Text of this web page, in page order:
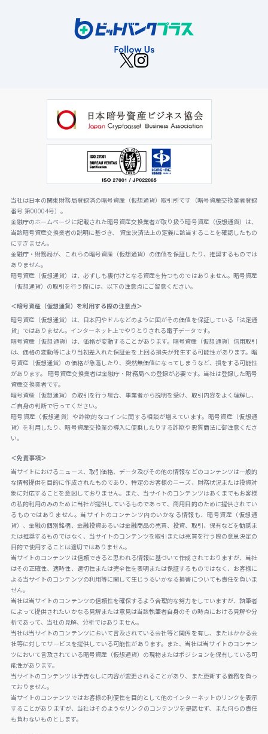
当社は日本の関東財務局登録済の暗号資産（仮想通貨）取引所です（暗号資産交換業者登録
番号 第00004号）。
金融庁のホームページに記載された暗号資産交換業者が取り扱う暗号資産（仮想通貨）は、
当該暗号資産交換業者の説明に基づき、 資金決済法上の定義に該当することを確認したもの
にすぎません。
金融庁・財務局が、これらの暗号資産（仮想通貨）の価値を保証したり、推奨するものでは
ありません。
暗号資産（仮想通貨）は、必ずしも裏付けとなる資産を持つものではありません。暗号資産
（仮想通貨）の取引を行う際には、以下の注意点にご留意ください。
＜暗号資産（仮想通貨）を利用する際の注意点＞
暗号資産（仮想通貨）は、日本円やドルなどのように国がその価値を保証している「法定通
貨」ではありません。インターネット上でやりとりされる電子データです。
暗号資産（仮想通貨）は、価格が変動することがあります。暗号資産（仮想通貨）信用取引
は、価格の変動等により当初差入れた保証金を上回る損失が発生する可能性があります。暗
号資産（仮想通貨）の価格が急落したり、突然無価値になってしまうなど、損をする可能性
があります。 暗号資産交換業者は金融庁・財務局への登録が必要です。当社は登録した暗号
資産交換業者です。
暗号資産（仮想通貨）の取引を行う場合、事業者から説明を受け、取引内容をよく理解し、
ご自身の判断で行ってください。
暗号資産（仮想通貨）や詐欺的なコインに関する相談が増えています。暗号資産（仮想通
貨）を利用したり、暗号資産交換業の導入に便乗したりする詐欺や悪質商法に御注意くださ
い。
＜免責事項＞
当サイトにおけるニュース、取引価格、データ及びその他の情報などのコンテンツは一般的
な情報提供を目的に作成されたものであり、特定のお客様のニーズ、財務状況または投資対
象に対応することを意図しておりません。また、当サイトのコンテンツはあくまでもお客様
の私的利用のみのために当社が提供しているものであって、商用目的のために提供されてい
るものではありません。当サイトのコンテンツ内のいかなる情報も、暗号資産（仮想通
貨）、金融の個別銘柄、金融投資あるいは金融商品の売買、投資、取引、保有などを勧誘ま
たは推奨するものではなく、当サイトのコンテンツを取引または売買を行う際の意思決定の
目的で使用することは適切ではありません。
当サイトのコンテンツは信頼できると思われる情報に基づいて作成されておりますが、当社
はその正確性、適時性、適切性または完全性を表明または保証するものではなく、お客様に
よる当サイトのコンテンツの利用等に関して生じうるいかなる損害についても責任を負いま
せん。
当社は当サイトのコンテンツの信頼性を確保するよう合理的な努力をしていますが、執筆者
によって提供されたいかなる見解または意見は当該執筆者自身のその時点における見解や分
析であって、当社の見解、分析ではありません。
当社は当サイトのコンテンツにおいて言及されている会社等と関係を有し、またはかかる会
社等に対してサービスを提供している可能性があります。また、当社は当サイトのコンテン
ツにおいて言及されている暗号資産（仮想通貨）の現物またはポジションを保有している可
能性があります。
当サイトのコンテンツは予告なしに内容が変更されることがあり、また更新する義務を負っ
ておりません。
当サイトのコンテンツではお客様の利便性を目的として他のインターネットのリンクを表示
することがありますが、当社はそのようなリンクのコンテンツを是認せず、また何らの責任
も負わないものとします。